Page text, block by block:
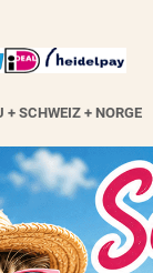
SCHWEIZ + NORGE